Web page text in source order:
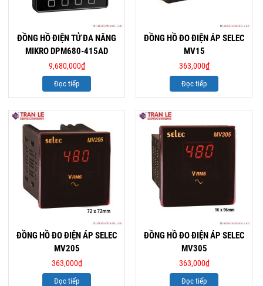
ĐỒNG HỒ ĐIỆN TỬ ĐA NĂNG
MIKRO DPM680-415AD
9,680,000₫
Đọc tiếp
ĐỒNG HỒ ĐO ĐIỆN ÁP SELEC
MV15
363,000₫
Đọc tiếp
ĐỒNG HỒ ĐO ĐIỆN ÁP SELEC
MV205
363,000₫
Đọc tiếp
ĐỒNG HỒ ĐO ĐIỆN ÁP SELEC
MV305
363,000₫
Đọc tiếp